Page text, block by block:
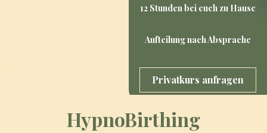
12 Stunden bei euch zu Hause
Aufteilung nach Absprache
Privatkurs anfragen
HypnoBirthing